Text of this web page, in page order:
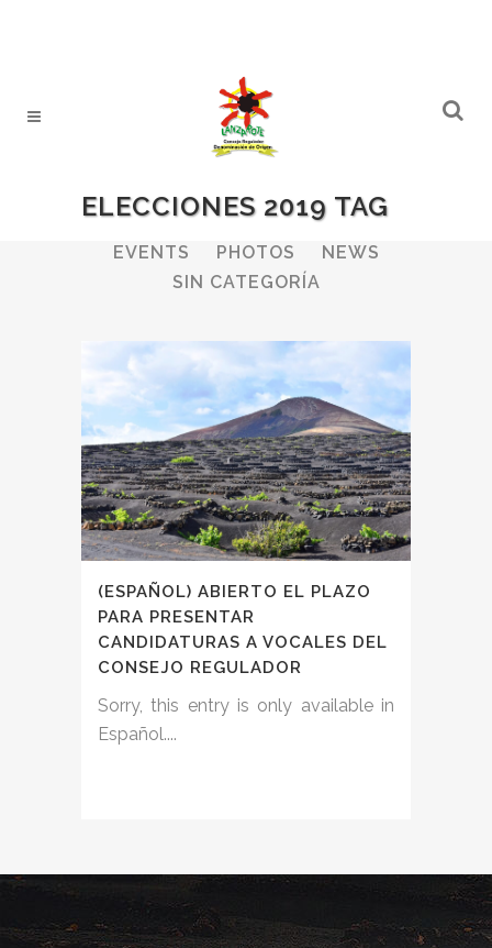
ELECCIONES 2019 TAG
ALL WINERIES
BULLETIN
EVENTS
PHOTOS
NEWS
SIN CATEGORÍA
(ESPAÑOL) ABIERTO EL PLAZO
PARA PRESENTAR
CANDIDATURAS A VOCALES DEL
CONSEJO REGULADOR
Sorry, this entry is only available in
Español....